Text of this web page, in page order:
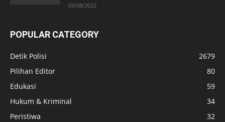
03/08/2022
POPULAR CATEGORY
Detik Polisi
2679
Pilihan Editor
80
Edukasi
59
Hukum & Kriminal
34
Peristiwa
32